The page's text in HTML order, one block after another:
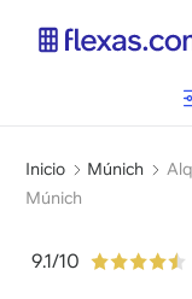
Sobrescribir
enlaces
ayuda
Inicio Múnich
Múnich
9.1/10
Por favor, elija el